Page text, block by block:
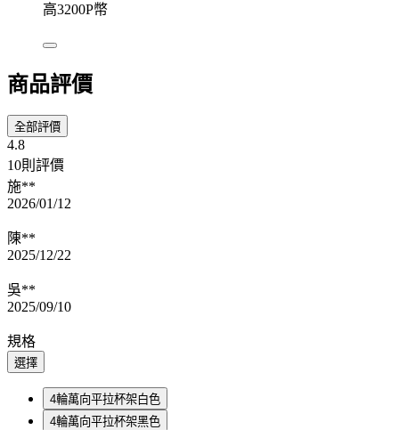
高3200P幣
商品評價
全部評價
4.8
10則評價
施**
2026/01/12
陳**
2025/12/22
吳**
2025/09/10
規格
選擇
4輪萬向平拉杯架白色
4輪萬向平拉杯架黑色